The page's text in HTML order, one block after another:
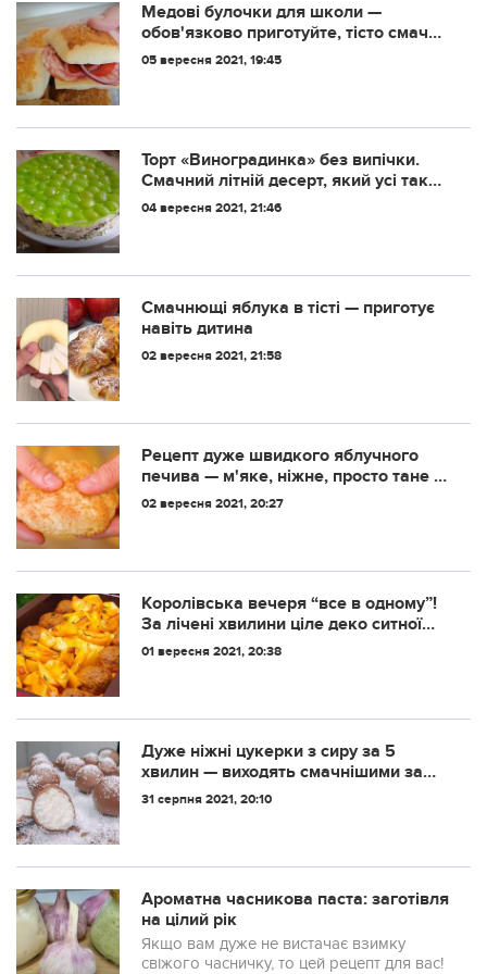
Медові булочки для школи —
обов'язково приготуйте, тісто смачне
і ніжне, а начинку використовуйте...
05 вересня 2021, 19:45
Торт «Виноградинка» без випічки.
Смачний літній десерт, який усі так
люблять
04 вересня 2021, 21:46
Смачнющі яблука в тісті — приготує
навіть дитина
02 вересня 2021, 21:58
Рецепт дуже швидкого яблучного
печива — м'яке, ніжне, просто тане в
роті
02 вересня 2021, 20:27
Королівська вечеря “все в одному”!
За лічені хвилини ціле деко ситної
смакоти!
01 вересня 2021, 20:38
Дуже ніжні цукерки з сиру за 5
хвилин — виходять смачнішими за
"Баунті"
31 серпня 2021, 20:10
Ароматна часникова паста: заготівля
на цілий рік
Якщо вам дуже не вистачає взимку
свіжого часничку, то цей рецепт для вас!